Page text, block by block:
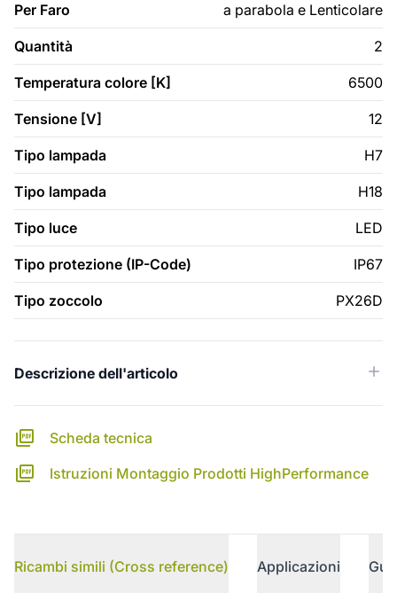
Per Faro a parabola e Lenticolare
Quantità 2
Temperatura colore [K] 6500
Tensione [V] 12
Tipo lampada H7
Tipo lampada H18
Tipo luce LED
Tipo protezione (IP-Code) IP67
Tipo zoccolo PX26D
Descrizione dell'articolo
Scheda tecnica
Istruzioni Montaggio Prodotti HighPerformance
Ricambi simili (Cross reference) Applicazioni